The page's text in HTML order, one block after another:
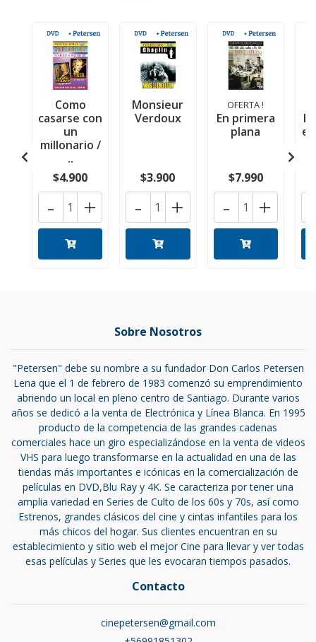
Como
casarse con
un
millonario /
..
$4.900
+
-
Monsieur
Verdoux
$3.900
+
-
OFERTA !
En primera
plana
$7.990
+
-
Sobre Nosotros
"Petersen" debe su nombre a su fundador Don Carlos Petersen
Lena que el 1 de febrero de 1983 comenzó su emprendimiento
abriendo un local en pleno centro de Santiago. Durante varios
años se dedicó a la venta de Electrónica y Línea Blanca. En 1995
producto de la competencia de las grandes cadenas
comerciales hace un giro especializándose en la venta de videos
VHS para luego transformarse en la actualidad en una de las
tiendas más importantes e icónicas en la comercialización de
películas en DVD,Blu Ray y 4K. Se caracteriza por tener una
amplia variedad en Series de Culto de los 60s y 70s, así como
Estrenos, grandes clásicos del cine y cintas infantiles para los
más chicos del hogar. Sus clientes encuentran en su
establecimiento y sitio web el mejor Cine para llevar y ver todas
esas películas y Series que les evocaran tiempos pasados.
Contacto
cinepetersen@gmail.com